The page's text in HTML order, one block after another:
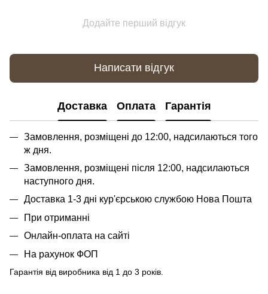
Додайте перший відгук
Написати відгук
Доставка Оплата Гарантія
Замовлення, розміщені до 12:00, надсилаються того
ж дня.
Замовлення, розміщені після 12:00, надсилаються
наступного дня.
Доставка 1-3 дні кур'єрською службою Нова Пошта
При отриманні
Онлайн-оплата на сайті
На рахунок ФОП
Гарантія від виробника від 1 до 3 років.